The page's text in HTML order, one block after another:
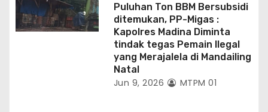
Puluhan Ton BBM Bersubsidi
ditemukan, PP-Migas :
Kapolres Madina Diminta
tindak tegas Pemain Ilegal
yang Merajalela di Mandailing
Natal
Jun 9, 2026 MTPM 01